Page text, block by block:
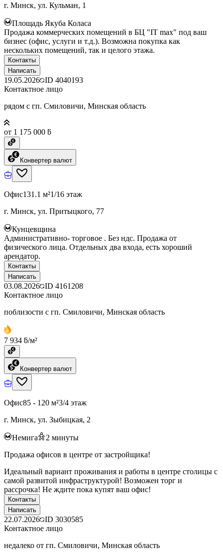
г. Минск, ул. Кульман, 1
Площадь Якуба Коласа
Продажа коммерческих помещений в БЦ "IT max" под ваш
бизнес (офис, услуги и т.д.). Возможна покупка как
нескольких помещений, так и целого этажа.
Контакты
Написать
19.05.2026 ID 4040193
Контактное лицо
рядом с гп. Смиловичи, Минская область
от 1 175 000 ƃ
Конвертер валют
Офис131.1 м²1/16 этаж
г. Минск, ул. Притыцкого, 77
Кунцевщина
Административно- торговое . Без ндс. Продажа от
физического лица. Отдельных два входа, есть хороший
арендатор.
Контакты
Написать
03.08.2026 ID 4161208
Контактное лицо
поблизости с гп. Смиловичи, Минская область
7 934 ƃ/м²
Конвертер валют
Офис85 - 120 м²3/4 этаж
г. Минск, ул. Зыбицкая, 2
Немига 2 минуты
Продажа офисов в центре от застройщика!
Идеальный вариант проживания и работы в центре столицы с
самой развитой инфраструктурой! Возможен торг и
рассрочка! Не ждите пока купят ваш офис!
Контакты
Написать
22.07.2026 ID 3030585
Контактное лицо
недалеко от гп. Смиловичи, Минская область